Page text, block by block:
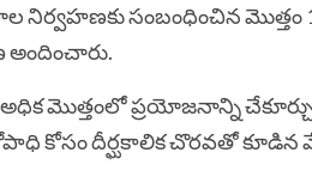
నిర్వహణకు సంబంధించిన మొత్తం
అందించారు.
అధిక మొత్తంలో ప్రయోజనాన్ని
కోసం దీర్ఘకాలిక చొరవతో